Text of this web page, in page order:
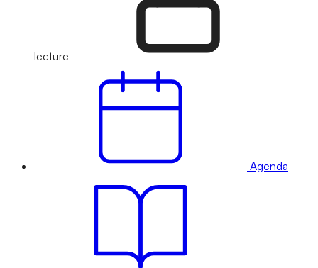
lecture
Agenda